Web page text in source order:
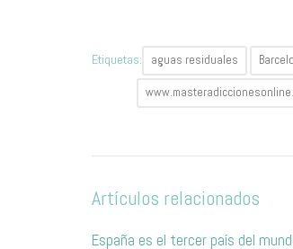
Etiquetas: aguas residuales
Artículos relacionados
España es el tercer país del